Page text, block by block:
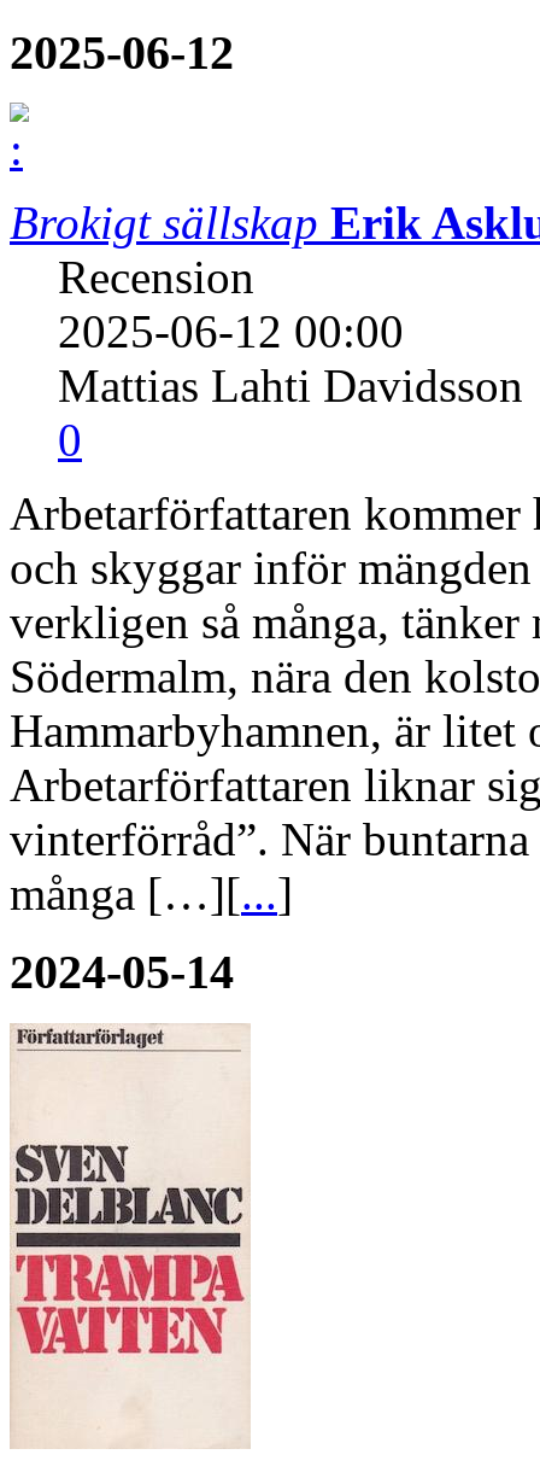
2025-06-12
Brokigt sällskap Erik
Recension
2025-06-12 00:00
Mattias Lahti Davidsson
0
Arbetarförfattaren kommer
och skyggar inför
verkligen så många, tänker
Södermalm, nära den
Hammarbyhamnen, är
Arbetarförfattaren liknar
vinterförråd”. När
många […][...]
2024-05-14